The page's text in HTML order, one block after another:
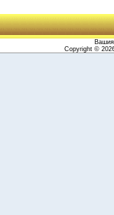
Copyright ©